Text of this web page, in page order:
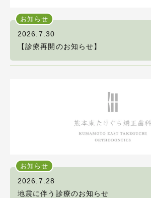
お知らせ
2026.7.30
【診療再開のお知らせ】
お知らせ
2026.7.28
地震に伴う診療のお知らせ